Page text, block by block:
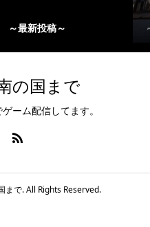
～最新投稿～
の国まで
ーム配信してます。
まで. All Rights Reserved.